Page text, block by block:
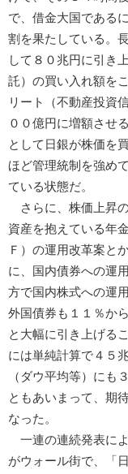
で、借金大国である
割を果たしている。
して８０兆円に引き
託）の買い入れ額を
リート（不動産投資
００億円に増額させ
として日銀が株価を
ほど管理統制を強め
ている状態だ。
さらに、株価上昇
資産を抱えている年
Ｆ）の運用改革案と
に、国内債券への運
方で国内株式への運
外国債券も１１％か
と大幅に引き上げる
には単純計算で４５
（ダウ平均等）にも
ともあいまって、期
なった。
一連の連続発表に
がウォール街で、「